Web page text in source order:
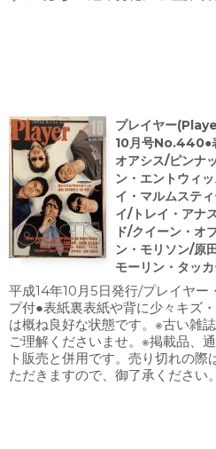
プレイヤー
10月号No.440●
オアシス/ピンナ
ン・エントウィ
イ・マルムステ
イ/トレイ・アナ
ド/クイーン・オ
ン・モリソン/原
モーリン・タッ
平成14年10月5日発行/プレイヤー
プ付●表紙裏表紙や背に少々キズ
は概ね良好な状態です。※古い雑
ご理解くださいませ。※掲載品、
ト販売と併用です。売り切れの
ただきますので、御了承ください。